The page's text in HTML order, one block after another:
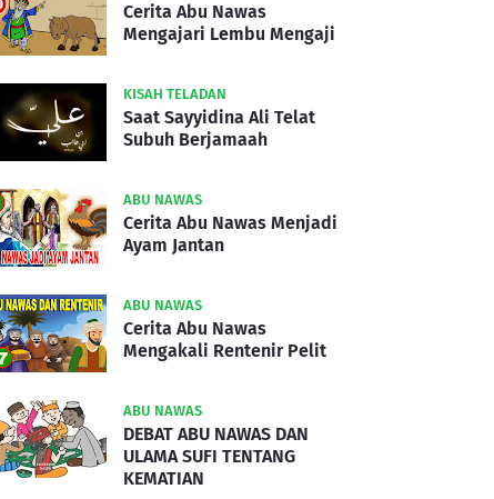
Cerita Abu Nawas
Mengajari Lembu Mengaji
KISAH TELADAN
Saat Sayyidina Ali Telat
Subuh Berjamaah
ABU NAWAS
Cerita Abu Nawas Menjadi
Ayam Jantan
ABU NAWAS
Cerita Abu Nawas
Mengakali Rentenir Pelit
ABU NAWAS
DEBAT ABU NAWAS DAN
ULAMA SUFI TENTANG
KEMATIAN